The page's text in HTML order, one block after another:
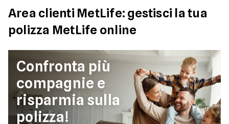
Area clienti MetLife: gestisci la tua
polizza MetLife online
Confronta più
compagnie e
risparmia sulla
polizza!